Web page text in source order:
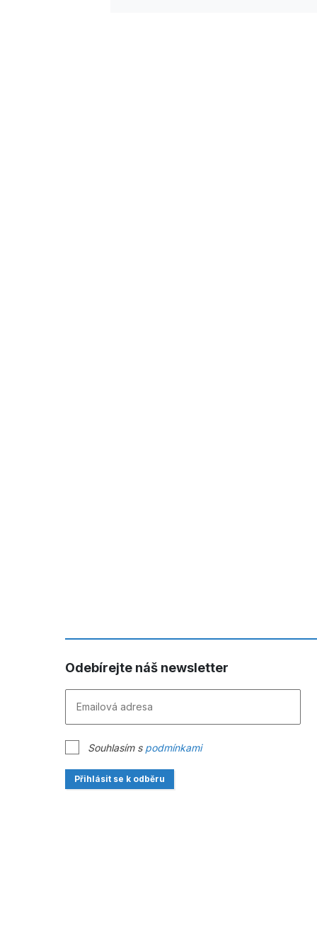
Odebírejte náš newsletter
Souhlasím s podmínkami
Přihlásit se k odběru